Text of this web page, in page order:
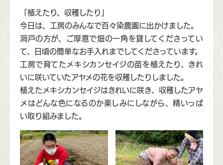
「植えたり、収穫したり」
今日は、工房のみんなで百々染農園に出かけました。
洞戸の方が、ご厚意で畑の一角を貸してくださってい
て、日頃の簡単なお手入れまでしてくださっています。
工房で育てたメキシカンセイジの苗を植えたり、きれ
いに咲いていたアヤメの花を収穫したりしました。
植えたメキシカンセイジはきれいに咲き、収穫したアヤ
メはどんな色になるのか楽しみにしながら、精いっぱ
い取り組みました。